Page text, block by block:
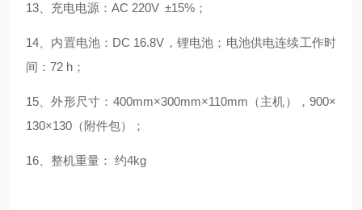
13 充电电源： AC 220V ±15% ；
14 内置电池： DC 16.8V ，锂电池；电池供电连续工作时
间： 72 h ；
15、外形尺寸： 400mm×300mm×110mm（主机），900×
130×130（附件包）
；
16 整机重量： 约4kg